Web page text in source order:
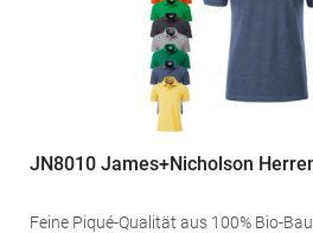
JN8010 James+Nicholson
Feine Piqué-Qualität aus 100% Bio-Baumwolle